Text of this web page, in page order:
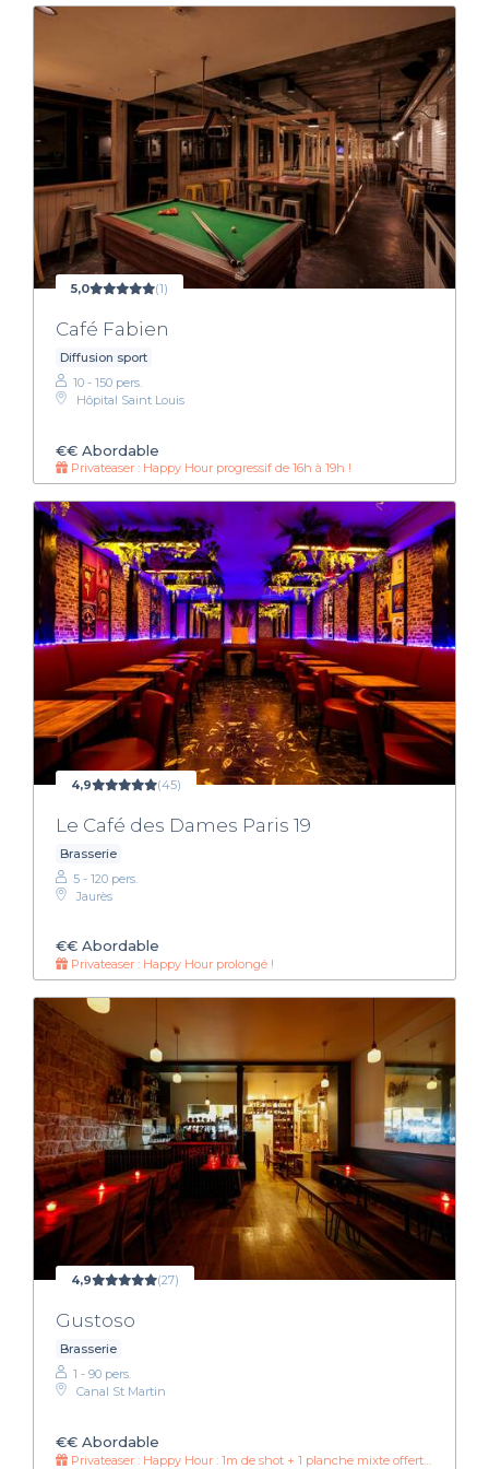
5,0 (1)
Café Fabien
Diffusion sport
10 - 150 pers.
Hôpital Saint Louis
€€ Abordable
Privateaser : Happy Hour progressif de 16h à 19h !
4,9 (45)
Le Café des Dames Paris 19
Brasserie
5 - 120 pers.
Jaurès
€€ Abordable
Privateaser : Happy Hour prolongé !
4,9 (27)
Gustoso
Brasserie
1 - 90 pers.
Canal St Martin
€€ Abordable
Privateaser : Happy Hour : 1m de shot + 1 planche mixte offerte dès 20 personnes